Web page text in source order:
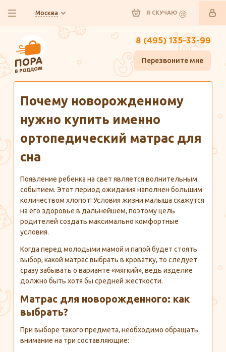
Москва Я СКУЧАЮ
8 (495) 135-33-99
Перезвоните мне
Почему новорожденному
нужно купить именно
ортопедический матрас для
сна
Появление ребенка на свет является волнительным
событием. Этот период ожидания наполнен большим
количеством хлопот! Условия жизни малыша скажутся
на его здоровье в дальнейшем, поэтому цель
родителей создать максимально комфортные
условия.
Когда перед молодыми мамой и папой будет стоять
выбор, какой матрас выбрать в кроватку, то следует
сразу забывать о варианте «мягкий», ведь изделие
должно быть хотя бы средней жесткости.
Матрас для новорожденного: как
выбрать?
При выборе такого предмета, необходимо обращать
внимание на три составляющие: